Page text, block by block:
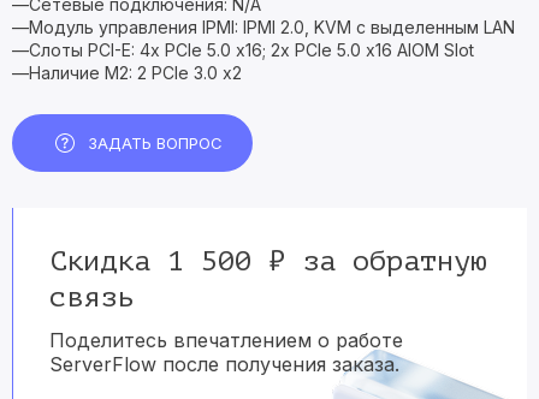
—Сетевые подключения: N/A
—Модуль управления IPMI: IPMI 2.0, KVM с выделенным LAN
—Слоты PCI-E: 4x PCIe 5.0 x16; 2x PCIe 5.0 x16 AIOM Slot
—Наличие M2: 2 PCIe 3.0 x2
ЗАДАТЬ ВОПРОС
Скидка 1 500 ₽ за обратную
связь
Поделитесь впечатлением о работе
ServerFlow после получения заказа.